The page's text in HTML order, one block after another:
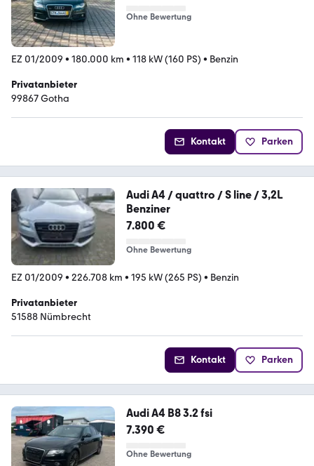
Ohne Bewertung
EZ 01/2009 • 180.000 km • 118 kW (160 PS) • Benzin
Privatanbieter
99867 Gotha
Kontakt Parken
Audi A4 / quattro / S line / 3,2L
Benziner
7.800 €
Ohne Bewertung
EZ 01/2009 • 226.708 km • 195 kW (265 PS) • Benzin
Privatanbieter
51588 Nümbrecht
Kontakt Parken
Audi A4 B8 3.2 fsi
7.390 €
Ohne Bewertung